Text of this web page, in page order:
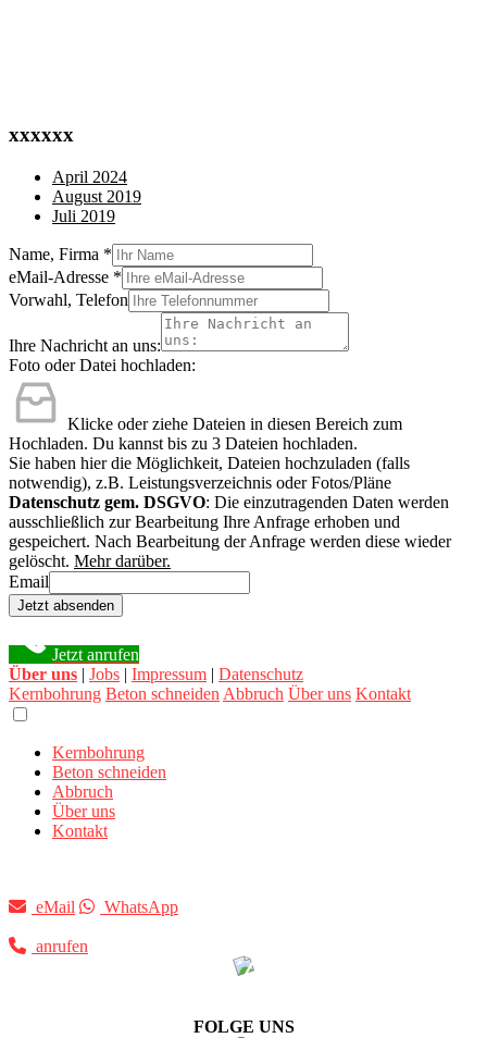
xxxxxx
April 2024
August 2019
Juli 2019
Name, Firma *
eMail-Adresse *
Vorwahl, Telefon
Ihre Nachricht an uns:
Foto oder Datei hochladen:
Klicke oder ziehe Dateien in diesen Bereich zum
Hochladen. Du kannst bis zu 3 Dateien hochladen.
Sie haben hier die Möglichkeit, Dateien hochzuladen (falls
notwendig), z.B. Leistungsverzeichnis oder Fotos/Pläne
Datenschutz gem. DSGVO: Die einzutragenden Daten werden
ausschließlich zur Bearbeitung Ihre Anfrage erhoben und
gespeichert. Nach Bearbeitung der Anfrage werden diese wieder
gelöscht. Mehr darüber.
Email
Jetzt absenden
Jetzt anrufen
Über uns | Jobs | Impressum | Datenschutz
Kernbohrung Beton schneiden Abbruch Über uns Kontakt
Kernbohrung
Beton schneiden
Abbruch
Über uns
Kontakt
eMail WhatsApp
anrufen
FOLGE UNS